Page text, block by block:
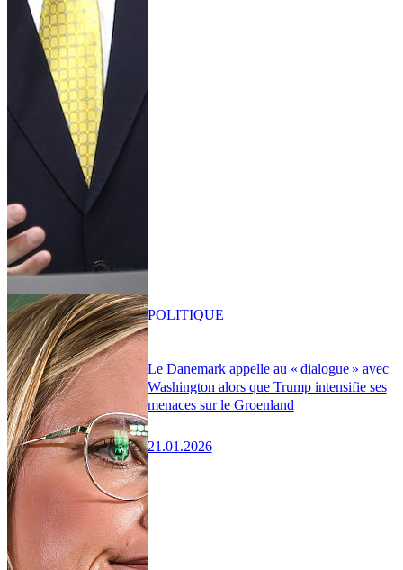
Le Danemark appelle au « dialogue » avec
Washington alors que Trump intensifie ses
menaces sur le Groenland
21.01.2026
POLITIQUE